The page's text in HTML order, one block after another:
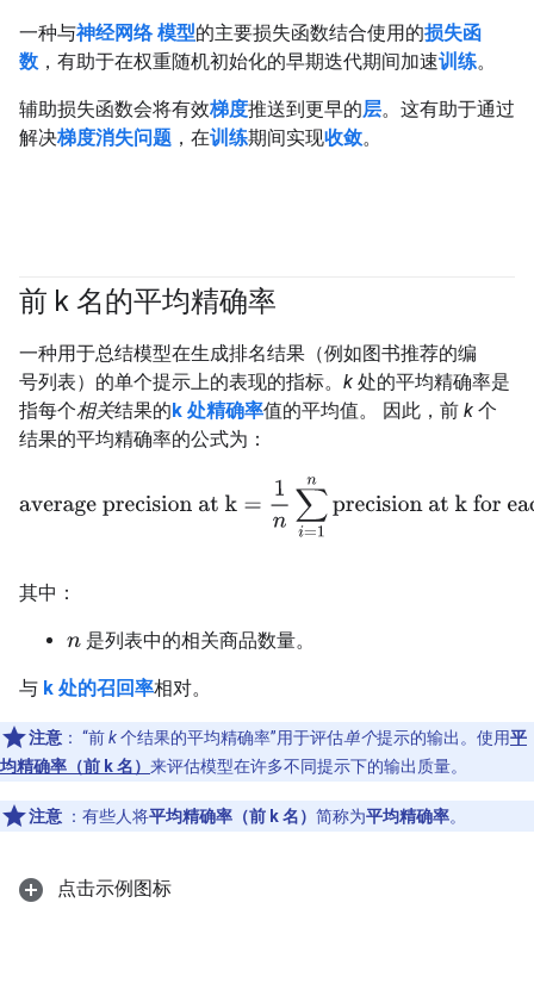
一种与神经网络 模型的主要损失函数结合使用的损失函
数 ，有助于在权重随机初始化的早期迭代期间加速训练。
辅助损失函数会将有效梯度推送到更早的层。这有助于通过
解决梯度消失问题 ，在训练期间实现收敛。
前 k 名的平均精确率
一种用于总结模型在生成排名结果（例如图书推荐的编
号列表）的单个提示上的表现的指标。 k 处的平均精确率是
指每个相关结果的k 处精确率值的平均值。 因此，前 k 个
结果的平均精确率的公式为：
1 ∑i=1
其中：
n是列表中的相关商品数量。
与 k 处的召回率相对。
注意 ： “前k个结果的平均精确率”用于评估单个提示的输出。使用平
均精确率（前 k 名） 来评估模型在许多不同提示下的输出质量。
注意 ：有些人将平均精确率（前 k 名） 简称为平均精确率。
点击示例图标